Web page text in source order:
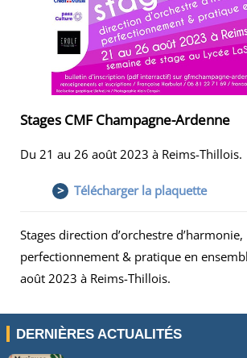
Stages CMF Champagne-Ardenne
Du 21 au 26 août 2023 à Reims-Thillois.
> Télécharger la plaquette
Stages direction d’orchestre d’harmonie,
perfectionnement & pratique en
août 2023 à Reims-Thillois.
DERNIÈRES ACTUALITÉS